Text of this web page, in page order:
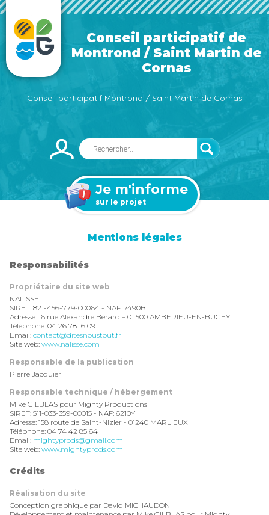
Conseil participatif de
Montrond / Saint Martin de
Cornas
Conseil participatif Montrond / Saint Martin de Cornas
Je m'informe
sur le projet
Mentions légales
Responsabilités
Propriétaire du site web
NALISSE
SIRET: 821-456-779-00064 - NAF: 7490B
Adresse: 16 rue Alexandre Bérard – 01 500 AMBERIEU-EN-BUGEY
Téléphone: 04 26 78 16 09
Email: contact@ditesnoustout.fr
Site web: www.nalisse.com
Responsable de la publication
Pierre Jacquier
Responsable technique / hébergement
Mike GILBLAS pour Mighty Productions
SIRET: 511-033-359-00015 - NAF: 6210Y
Adresse: 158 route de Saint-Nizier - 01240 MARLIEUX
Téléphone: 04 74 42 85 64
Email: mightyprods@gmail.com
Site web: www.mightyprods.com
Crédits
Réalisation du site
Conception graphique par David MICHAUDON